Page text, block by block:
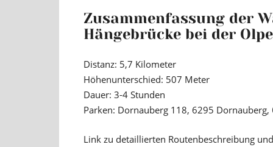
Zusammenfassung der
Hängebrücke bei der
Distanz: 5,7 Kilometer
Höhenunterschied: 507 Meter
Dauer: 3-4 Stunden
Parken: Dornauberg 118, 6295 Dornauberg,
Link zu detaillierten Routenbeschreibung und